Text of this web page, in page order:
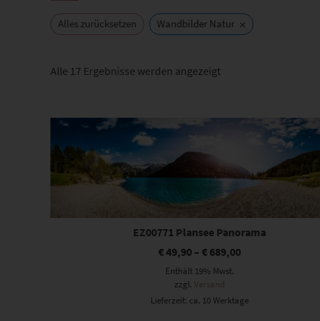
Alles zurücksetzen Wandbilder Natur ×
Alle 17 Ergebnisse werden angezeigtNach
Dieses Produkt weist mehrere Varianten auf. Die Optionen können auf der Produktseite gewählt werden
EZ00771 Plansee Panorama
€49,90 –€ 689,00
Enthält 19% Mwst.
zzgl.Versand
Lieferzeit: ca. 10 Werktage